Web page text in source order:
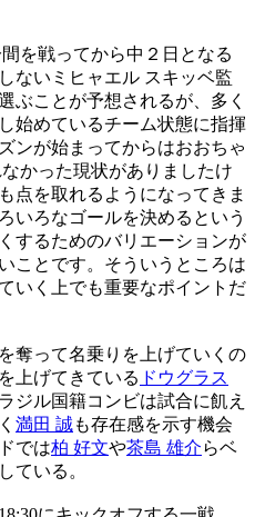
を戦ってから中２日となる
ないミヒャエル スキッベ監
ぶことが予想されるが、多く
始めているチーム状態に指揮
ンが始まってからはおおちゃ
かった現状がありましたけ
点を取れるようになってきま
いろなゴールを決めるという
するためのバリエーションが
ことです。そういうところは
いく上でも重要なポイントだ
奪って名乗りを上げていくの
上げてきている ドウグラス
ジル国籍コンビは試合に飢え
満田 誠も存在感を示す機会
では柏 好文や茶島 雄介らベ
ている。